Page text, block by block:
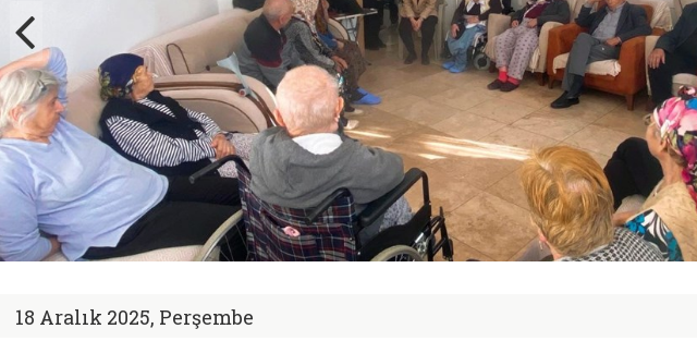
18 Aralık 2025, Perşembe